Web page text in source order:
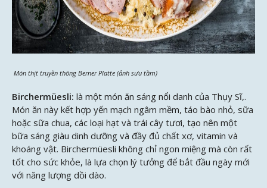
Món thịt truyền thông Berner Platte (ảnh sưu tầm)
Birchermüesli: là một món ăn sáng nổi danh của Thụy Sĩ,.
Món ăn này kết hợp yến mạch ngâm mềm, táo bào nhỏ, sữa
hoặc sữa chua, các loại hạt và trái cây tươi, tạo nên một
bữa sáng giàu dinh dưỡng và đầy đủ chất xơ, vitamin và
khoáng vật. Birchermüesli không chỉ ngon miệng mà còn rất
tốt cho sức khỏe, là lựa chọn lý tưởng để bắt đầu ngày mới
với năng lượng dồi dào.